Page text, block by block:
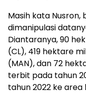
Masih kata
dimanipulasi
Diantaranya, 90
(CL), 419 hektare
(MAN), dan 72
terbit pada tahun
tahun 2022 ke